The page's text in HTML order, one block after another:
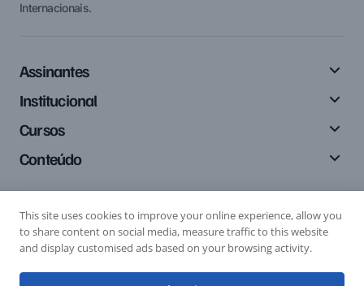
Internacionais.
Assinantes
Institucional
Cursos
Conteúdo
Siga-nos
This site uses cookies to improve your online experience, allow you
to share content on social media, measure traffic to this website
and display customised ads based on your browsing activity.